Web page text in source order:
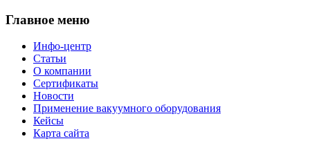
Главное меню
Инфо-центр
Статьи
О компании
Сертификаты
Новости
Применение вакуумного оборудования
Кейсы
Карта сайта